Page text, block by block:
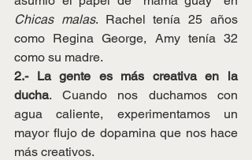
Chicas malas. Rachel tenía 25 años
como Regina George, Amy tenía 32
como su madre.
2.- La gente es más creativa en la
ducha. Cuando nos duchamos con
agua caliente, experimentamos un
mayor flujo de dopamina que nos hace
más creativos.